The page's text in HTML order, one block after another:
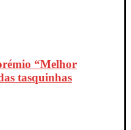
“Melhor
tasquinhas